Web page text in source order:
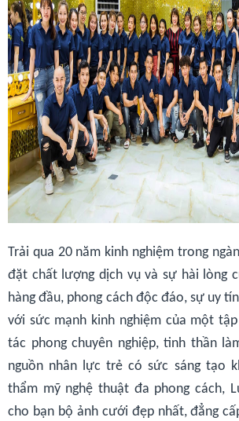
Trải qua 20 năm kinh nghiệm trong
đặt chất lượng dịch vụ và sự hài lòng
hàng đầu, phong cách độc đáo, sự uy
với sức mạnh kinh nghiệm của một
tác phong chuyên nghiệp, tinh thần
nguồn nhân lực trẻ có sức sáng tạo
thẩm mỹ nghệ thuật đa phong cách,
cho bạn bộ ảnh cưới đẹp nhất, đẳng